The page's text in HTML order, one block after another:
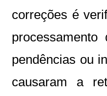
correções é
pendências ou
causaram a